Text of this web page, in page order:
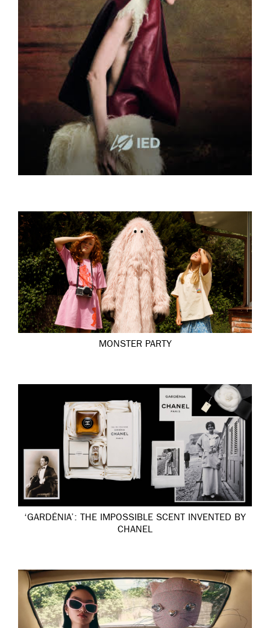
MONSTER PARTY
‘GARDÉNIA’: THE IMPOSSIBLE SCENT INVENTED BY
CHANEL